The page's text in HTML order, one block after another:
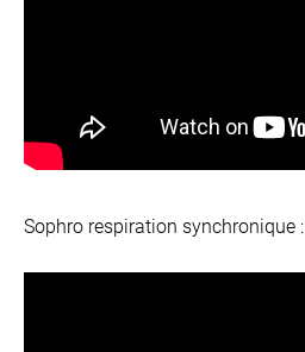
Sophro respiration synchronique :